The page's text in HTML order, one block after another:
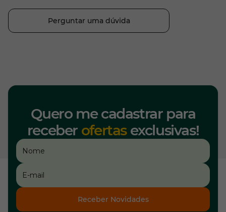
Perguntar uma dúvida
Quero me cadastrar para
receber ofertasexclusivas!
Receber Novidades